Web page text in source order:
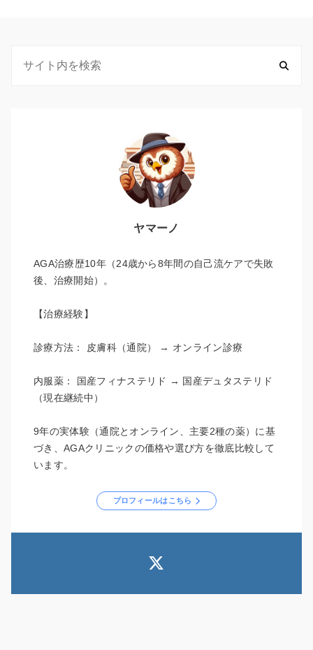
ヤマーノ
AGA治療歴10年（24歳から8年間の自己流ケアで失敗
後、治療開始）。
【治療経験】
診療方法： 皮膚科（通院） → オンライン診療
内服薬： 国産フィナステリド → 国産デュタステリド
（現在継続中）
9年の実体験（通院とオンライン、主要2種の薬）に基
づき、AGAクリニックの価格や選び方を徹底比較して
います。
プロフィールはこちら